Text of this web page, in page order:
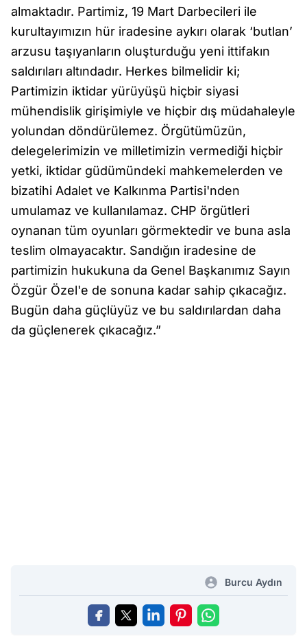
almaktadır. Partimiz, 19 Mart Darbecileri ile
kurultayımızın hür iradesine aykırı olarak ‘butlan’
arzusu taşıyanların oluşturduğu yeni ittifakın
saldırıları altındadır. Herkes bilmelidir ki;
Partimizin iktidar yürüyüşü hiçbir siyasi
mühendislik girişimiyle ve hiçbir dış müdahaleyle
yolundan döndürülemez. Örgütümüzün,
delegelerimizin ve milletimizin vermediği hiçbir
yetki, iktidar güdümündeki mahkemelerden ve
bizatihi Adalet ve Kalkınma Partisi'nden
umulamaz ve kullanılamaz. CHP örgütleri
oynanan tüm oyunları görmektedir ve buna asla
teslim olmayacaktır. Sandığın iradesine de
partimizin hukukuna da Genel Başkanımız Sayın
Özgür Özel'e de sonuna kadar sahip çıkacağız.
Bugün daha güçlüyüz ve bu saldırılardan daha
da güçlenerek çıkacağız.”
Burcu Aydın